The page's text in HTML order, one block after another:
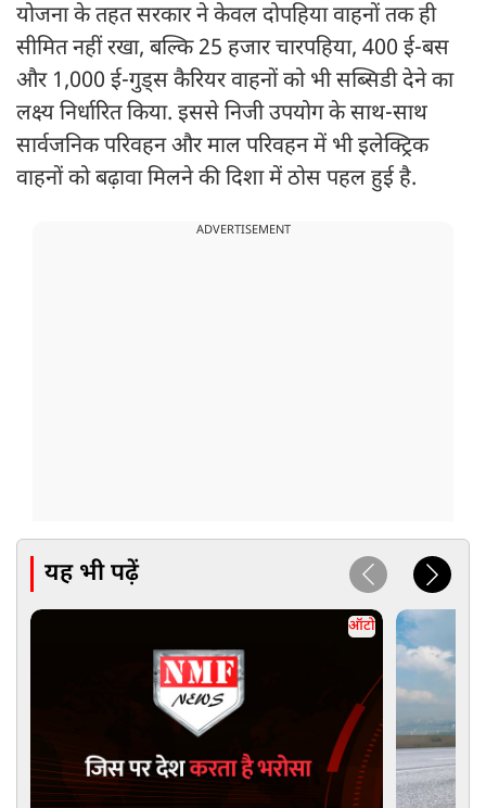
योजना के तहत सरकार ने केवल दोपहिया वाहनों तक ही
सीमित नहीं रखा, बल्कि 25 हजार चारपहिया, 400 ई-बस
और 1,000 ई-गुड्स कैरियर वाहनों को भी सब्सिडी देने का
लक्ष्य निर्धारित किया. इससे निजी उपयोग के साथ-साथ
सार्वजनिक परिवहन और माल परिवहन में भी इलेक्ट्रिक
वाहनों को बढ़ावा मिलने की दिशा में ठोस पहल हुई है.
ADVERTISEMENT
यह भी पढ़ें
ऑटो